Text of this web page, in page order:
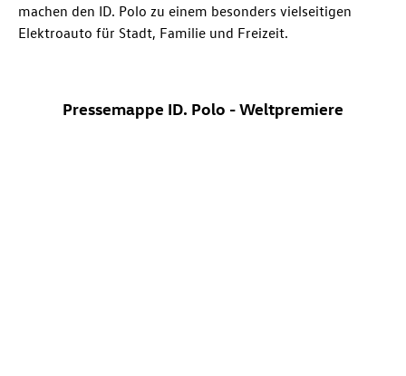
machen den ID. Polo zu einem besonders vielseitigen
Elektroauto für Stadt, Familie und Freizeit.
Pressemappe ID. Polo - Weltpremiere